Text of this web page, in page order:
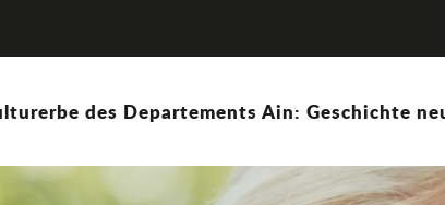
des Departements Ain: Geschichte